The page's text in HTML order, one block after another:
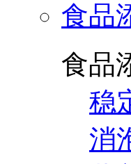
食品
食品
稳
消